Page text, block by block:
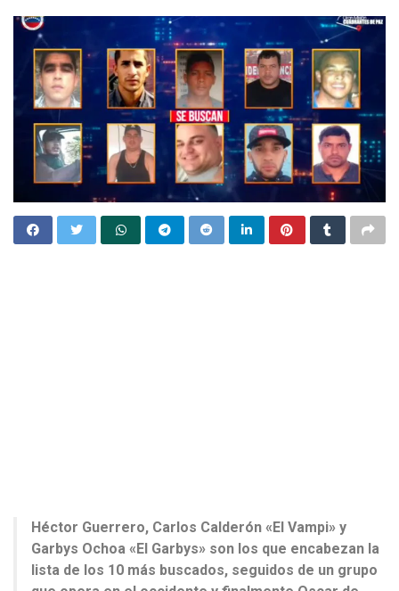
Héctor Guerrero, Carlos Calderón «El Vampi» y
Garbys Ochoa «El Garbys» son los que encabezan la
lista de los 10 más buscados, seguidos de un grupo